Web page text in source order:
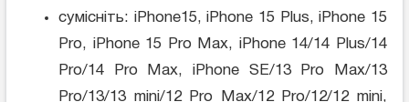
сумісніть: iPhone15, iPhone 15 Plus, iPhone 15
Pro, iPhone 15 Pro Max, iPhone 14/14 Plus/14
Pro/14 Pro Max, iPhone SE/13 Pro Max/13
Pro/13/13 mini/12 Pro Max/12 Pro/12/12 mini,